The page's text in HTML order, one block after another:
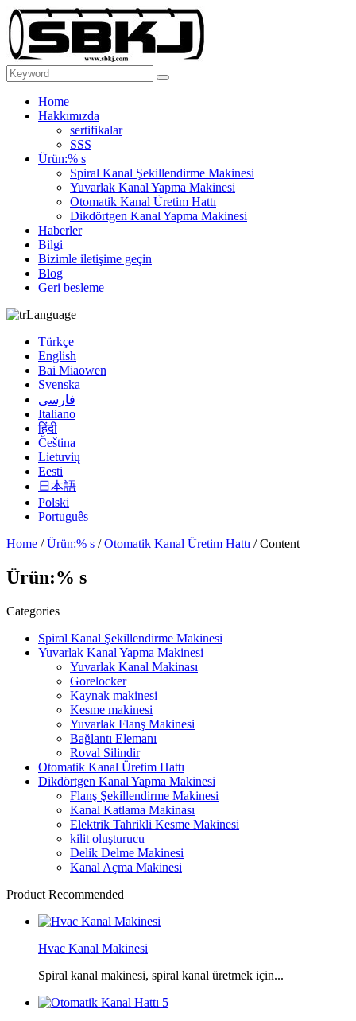
Home
Hakkımızda
sertifikalar
SSS
Ürün:% s
Spiral Kanal Şekillendirme Makinesi
Yuvarlak Kanal Yapma Makinesi
Otomatik Kanal Üretim Hattı
Dikdörtgen Kanal Yapma Makinesi
Haberler
Bilgi
Bizimle iletişime geçin
Blog
Geri besleme
Language
Türkçe
English
Bai Miaowen
Svenska
فارسی
Italiano
हिंदी
Čeština
Lietuvių
Eesti
日本語
Polski
Português
Home /Ürün:% s /Otomatik Kanal Üretim Hattı / Content
Ürün:% s
Categories
Spiral Kanal Şekillendirme Makinesi
Yuvarlak Kanal Yapma Makinesi
Yuvarlak Kanal Makinası
Gorelocker
Kaynak makinesi
Kesme makinesi
Yuvarlak Flanş Makinesi
Bağlantı Elemanı
Roval Silindir
Otomatik Kanal Üretim Hattı
Dikdörtgen Kanal Yapma Makinesi
Flanş Şekillendirme Makinesi
Kanal Katlama Makinası
Elektrik Tahrikli Kesme Makinesi
kilit oluşturucu
Delik Delme Makinesi
Kanal Açma Makinesi
Product Recommended
Hvac Kanal Makinesi
Spiral kanal makinesi, spiral kanal üretmek için...